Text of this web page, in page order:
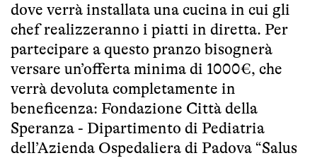
dove verrà installata una cucina in cui gli
chef realizzeranno i piatti in diretta. Per
partecipare a questo pranzo bisognerà
versare un’offerta minima di 1000€, che
verrà devoluta completamente in
beneficenza: Fondazione Città della
Speranza - Dipartimento di Pediatria
dell’Azienda Ospedaliera di Padova “Salus